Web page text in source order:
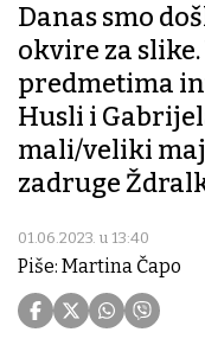
Danas smo
okvire za
predmetima
Husli i
mali/veliki
zadruge
01.06.2023. u 13:40
Piše: Martina Čapo